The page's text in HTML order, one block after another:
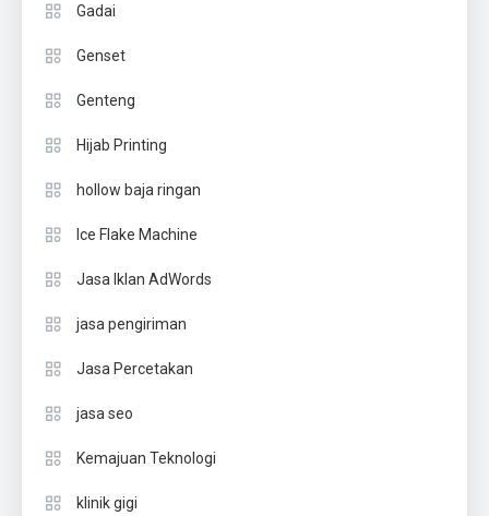
Gadai
Genset
Genteng
Hijab Printing
hollow baja ringan
Ice Flake Machine
Jasa Iklan AdWords
jasa pengiriman
Jasa Percetakan
jasa seo
Kemajuan Teknologi
klinik gigi